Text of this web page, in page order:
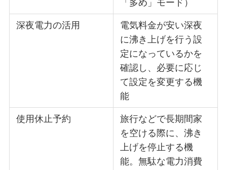
「多め」モード）
深夜電力の活用
電気料金が安い深夜
に沸き上げを行う設
定になっているかを
確認し、必要に応じ
て設定を変更する機
能
使用休止予約
旅行などで長期間家
を空ける際に、沸き
上げを停止する機
能。無駄な電力消費